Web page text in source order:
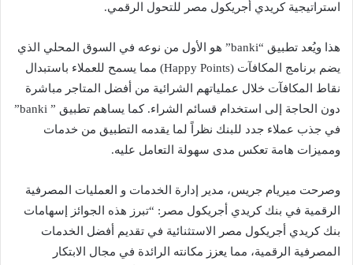
استراتيجية كريدي أجريكول مصر للتحول الرقمي.
هذا ويُعد تطبيق “banki” هو الأول من نوعه في السوق المحلي الذي
يضم برنامج المكافآت (Happy Points) مما يسمح للعملاء باستبدال
نقاط المكافآت خلال عملياتهم الشرائية من أفضل المتاجر مباشرة
دون الحاجة إلى استخدام قسائم الشراء. كما يساهم تطبيق ” banki”
في جذب عملاء جدد للبنك نظراً لما يقدمه التطبيق من خدمات
ومميزات هامة تعكس مدى سهولة التعامل عليه.
وصرحت ميريام جريس، مدير إدارة الخدمات و العمليات المصرفية
الرقمية في بنك كريدي أجريكول مصر: “تبرز هذه الجوائز إسهامات
بنك كريدي أجريكول مصر الاستثنائية في تقديم أفضل الخدمات
المصرفية الرقمية، مما يعزز مكانته الرائدة في مجال الابتكار